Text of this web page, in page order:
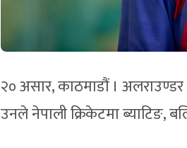
२० असार, काठमाडौं । अलराउण्डर
उनले नेपाली क्रिकेटमा ब्याटिङ,